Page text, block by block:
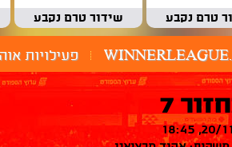
טרם נקבע שידור טרם נקבע
פעילויות
7